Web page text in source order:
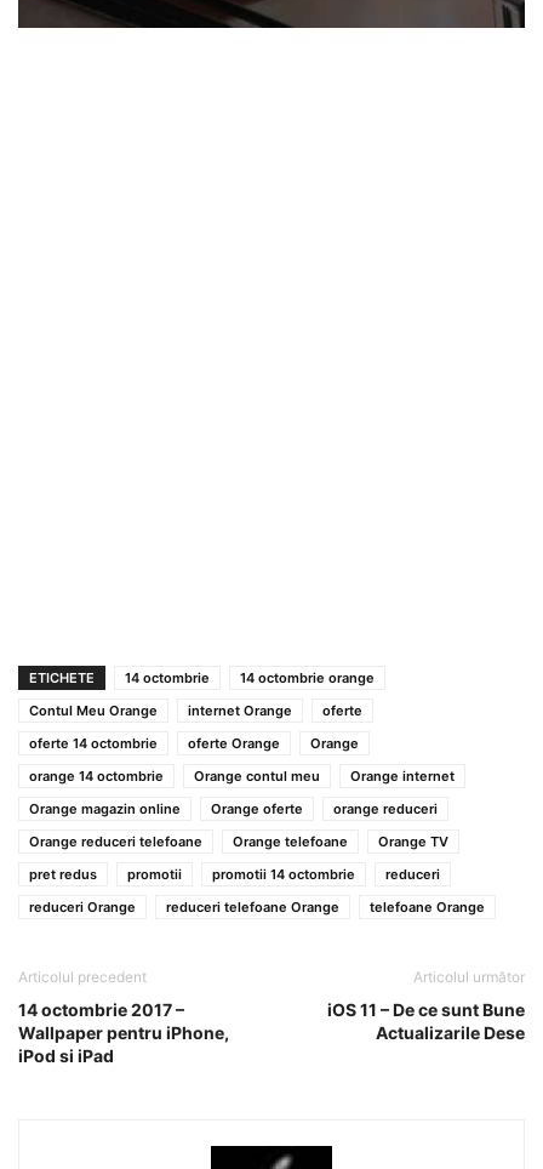
ETICHETE 14 octombrie
14 octombrie orange
Contul Meu Orange
internet Orange
oferte
oferte 14 octombrie
oferte Orange
Orange
orange 14 octombrie
Orange contul meu
Orange internet
Orange magazin online
Orange oferte
orange reduceri
Orange reduceri telefoane
Orange telefoane
Orange TV
pret redus
promotii promotii 14 octombrie
reduceri
reduceri Orange
reduceri telefoane Orange telefoane Orange
Articolul precedent
14 octombrie 2017 –
Wallpaper pentru iPhone,
iPod si iPad
Articolul următor
iOS 11 – De ce sunt Bune
Actualizarile Dese